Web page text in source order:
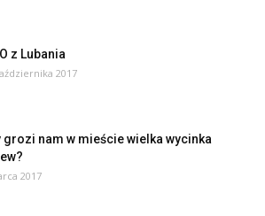
z Lubania
2017
grozi nam w mieście wielka wycinka
2017